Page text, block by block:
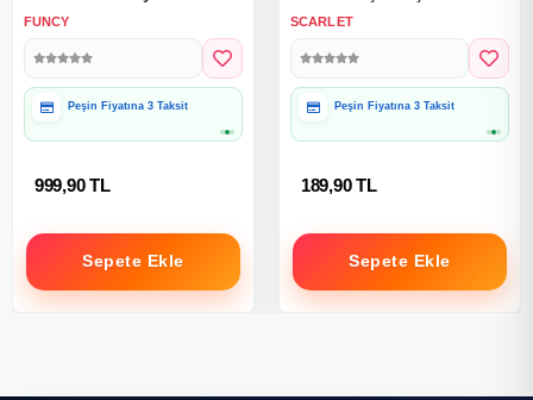
FUNCY
Peşin Fiyatına 3 Taksit
999,90 TL
Sepete Ekle
Kg.
SCARLET
Peşin Fiyatına 3 Taksit
189,90 TL
Sepete Ekle